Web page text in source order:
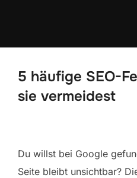
5 häufige SEO-
sie vermeidest
Du willst bei Google
Seite bleibt unsichtbar?